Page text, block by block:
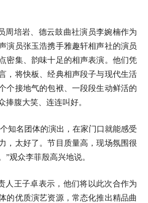
周培岩、德云鼓曲社演员李婉楠作为
演员张玉浩携手雅趣轩相声社的演员
密集、韵味十足的相声表演。他们凭
，将快板、经典相声段子与现代生活
个接地气的包袱、一段段生动鲜活的
捧腹大笑、连连叫好。
知名团体的演出，在家门口就能感受
，太好了。节目质量高，现场氛围很
”观众李菲殷高兴地说。
人王子卓表示，他们将以此次合作为
的优质演艺资源，常态化推出精品曲